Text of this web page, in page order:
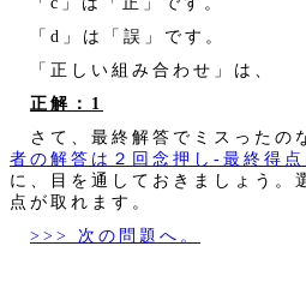
「d」は「誤」です。
「正しい組み合わせ」は、
正解：1
さて、最終解答でミスったの
者の解答は２回念押し‐最終得
に、目を通しておきましょう。
点が取れます。
>>> 次の問題へ。